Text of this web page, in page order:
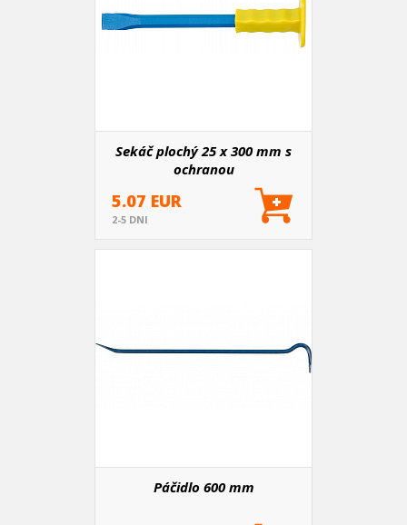
Sekáč plochý 25 x 300 mm s
ochranou
5.07 EUR
2-5 DNI
Páčidlo 600 mm